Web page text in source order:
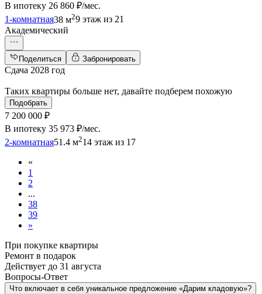
В ипотеку 26 860 ₽/мес.
1-комнатная38 м29 этаж из 21
Академический
Поделиться Забронировать
Сдача 2028 год
Таких квартиры больше нет, давайте подберем похожую
Подобрать
7 200 000 ₽
В ипотеку 35 973 ₽/мес.
2-комнатная51.4 м214 этаж из 17
«
1
2
...
38
39
»
При покупке квартиры
Ремонт в подарок
Действует до 31 августа
Вопросы-Ответ
Что включает в себя уникальное предложение «Дарим кладовую»?